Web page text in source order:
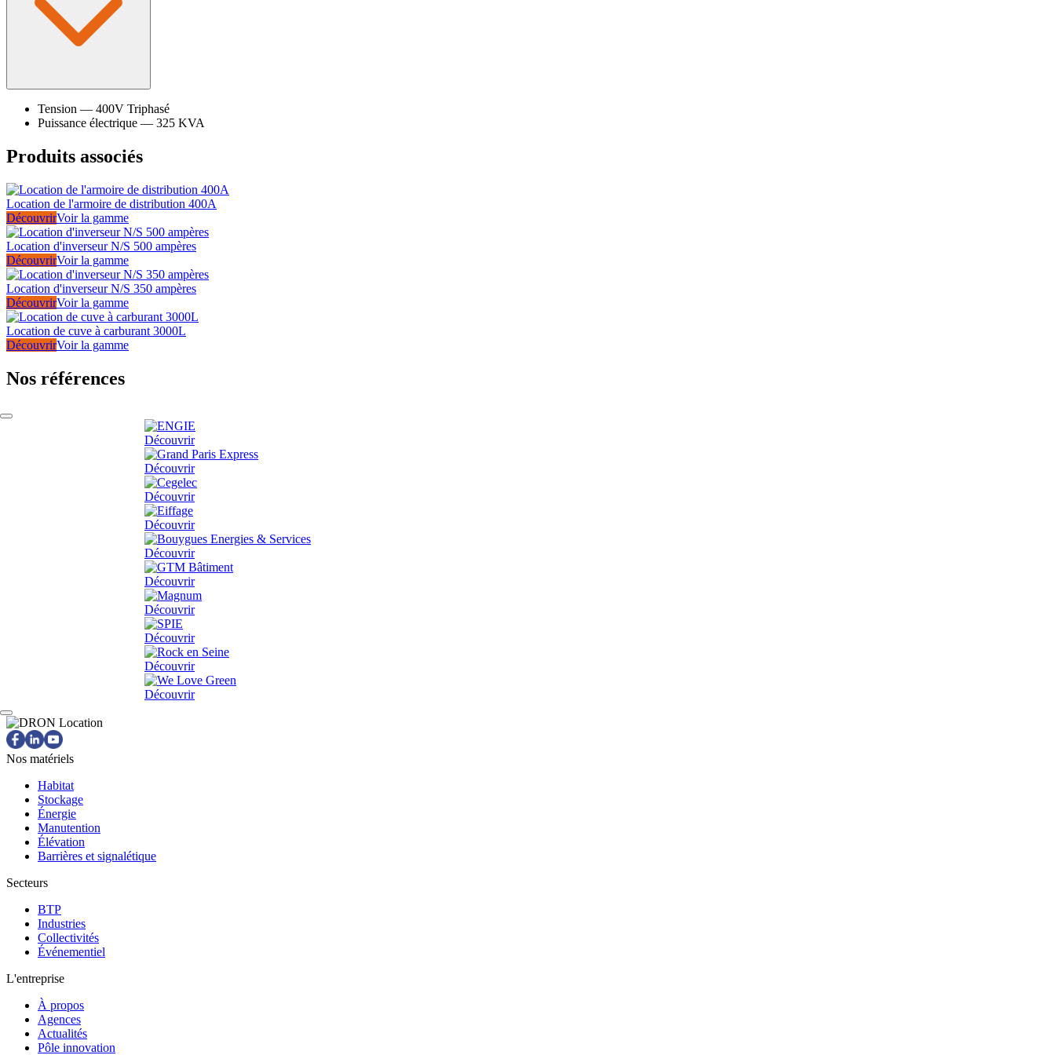
Tension — 400V Triphasé
Puissance électrique — 325 KVA
Produits associés
Location de l'armoire de distribution 400A
DécouvrirVoir la gamme
Location d'inverseur N/S 500 ampères
DécouvrirVoir la gamme
Location d'inverseur N/S 350 ampères
DécouvrirVoir la gamme
Location de cuve à carburant 3000L
DécouvrirVoir la gamme
Nos références
Découvrir
Découvrir
Découvrir
Découvrir
Découvrir
Découvrir
Découvrir
Découvrir
Découvrir
Découvrir
Nos matériels
Habitat
Stockage
Énergie
Manutention
Élévation
Barrières et signalétique
Secteurs
BTP
Industries
Collectivités
Événementiel
L'entreprise
À propos
Agences
Actualités
Pôle innovation